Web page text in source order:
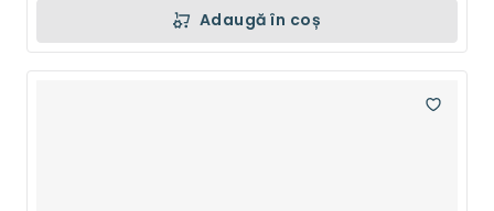
Adaugă în coș